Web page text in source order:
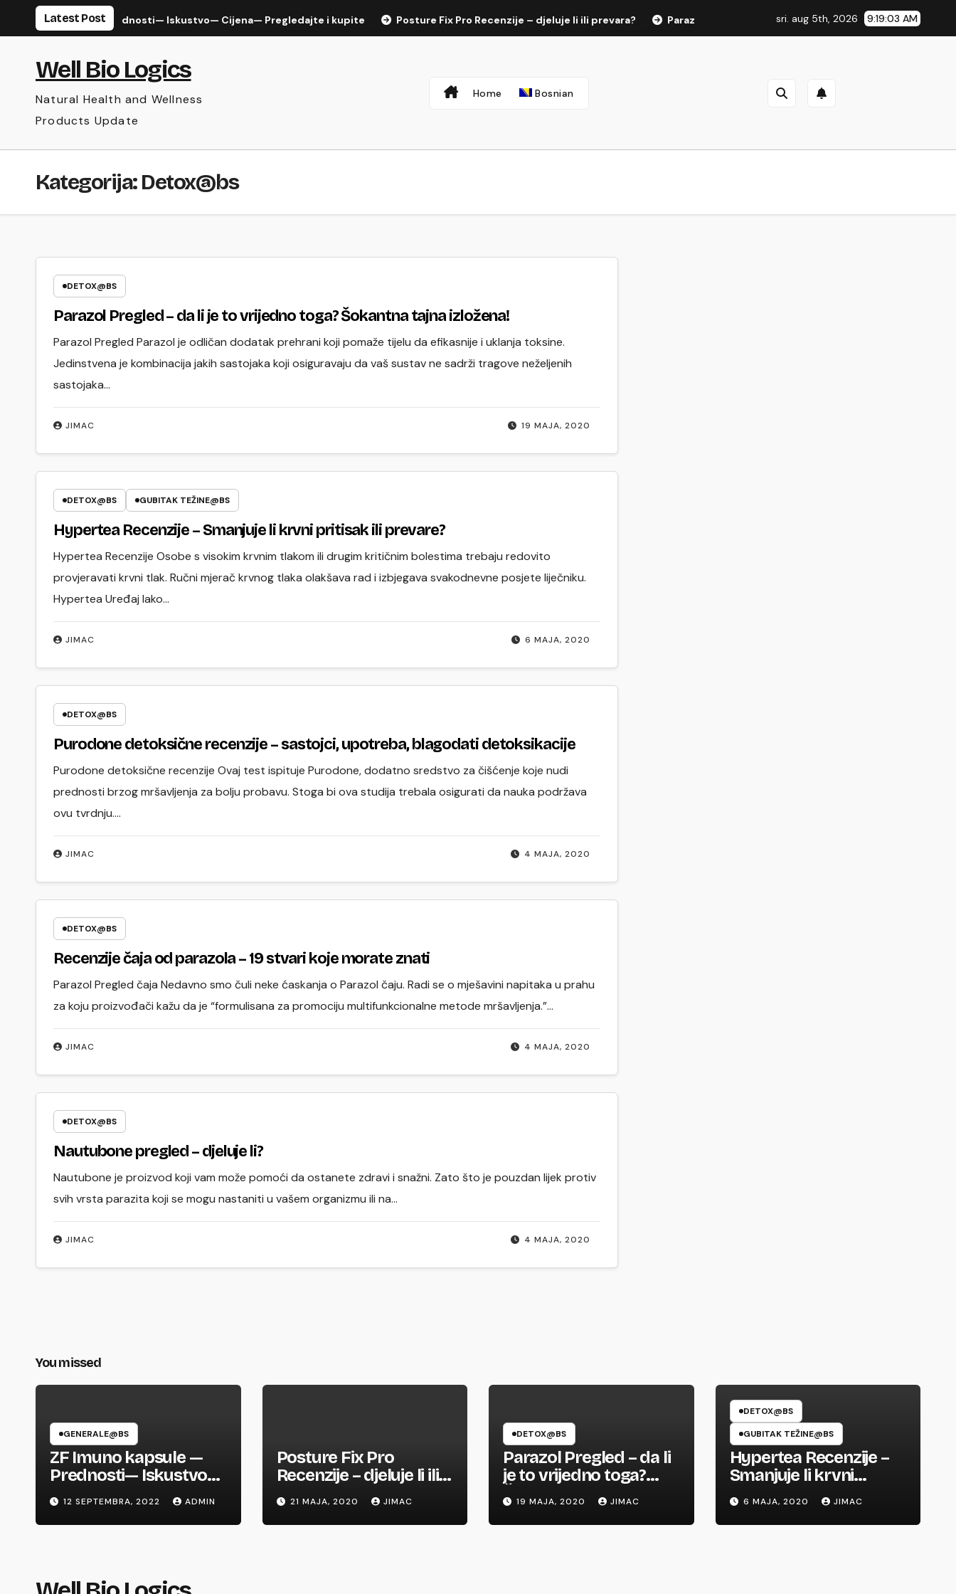
Latest Post
kapsule —Prednosti— Iskustvo— Cijena— Pregledajte i kupite Posture Fix Pro Recenzije – djeluje li ili prevara? Parazol Pregled – da li je to vrijedno toga? Šokantna tajna
sri. aug 5th, 2026 9:19:03 AM
Well Bio Logics
Natural Health and Wellness
Products Update
Home Bosnian
Kategorija:Detox@bs
DETOX@BS
Parazol Pregled – da li je to vrijedno toga? Šokantna tajna izložena!
19 MAJA, 2020
JIMAC
Parazol Pregled Parazol je odličan dodatak prehrani koji pomaže tijelu da efikasnije i uklanja toksine.
Jedinstvena je kombinacija jakih sastojaka koji osiguravaju da vaš sustav ne sadrži tragove neželjenih
sastojaka…
DETOX@BS GUBITAK TEŽINE@BS
Hypertea Recenzije – Smanjuje li krvni pritisak ili prevare?
6 MAJA, 2020
JIMAC
Hypertea Recenzije Osobe s visokim krvnim tlakom ili drugim kritičnim bolestima trebaju redovito
provjeravati krvni tlak. Ručni mjerač krvnog tlaka olakšava rad i izbjegava svakodnevne posjete liječniku.
Hypertea Uređaj lako…
DETOX@BS
Purodone detoksične recenzije – sastojci, upotreba, blagodati detoksikacije
4 MAJA, 2020
JIMAC
Purodone detoksične recenzije Ovaj test ispituje Purodone, dodatno sredstvo za čišćenje koje nudi
prednosti brzog mršavljenja za bolju probavu. Stoga bi ova studija trebala osigurati da nauka podržava
ovu tvrdnju.…
DETOX@BS
Recenzije čaja od parazola – 19 stvari koje morate znati
4 MAJA, 2020
JIMAC
Parazol Pregled čaja Nedavno smo čuli neke ćaskanja o Parazol čaju. Radi se o mješavini napitaka u prahu
za koju proizvođači kažu da je “formulisana za promociju multifunkcionalne metode mršavljenja.”…
DETOX@BS
Nautubone pregled – djeluje li?
4 MAJA, 2020
JIMAC
Nautubone je proizvod koji vam može pomoći da ostanete zdravi i snažni. Zato što je pouzdan lijek protiv
svih vrsta parazita koji se mogu nastaniti u vašem organizmu ili na…
You missed
GENERALE@BS
ZF Imuno kapsule —
Prednosti— Iskustvo—
Cijena— Pregledajte i
kupite
12 SEPTEMBRA, 2022 ADMIN
Posture Fix Pro
Recenzije – djeluje li ili
prevara?
21 MAJA, 2020 JIMAC
DETOX@BS
Parazol Pregled – da li
je to vrijedno toga?
Šokantna tajna
izložena!
19 MAJA, 2020 JIMAC
DETOX@BS
GUBITAK TEŽINE@BS
Hypertea Recenzije –
Smanjuje li krvni
pritisak ili prevare?
6 MAJA, 2020 JIMAC